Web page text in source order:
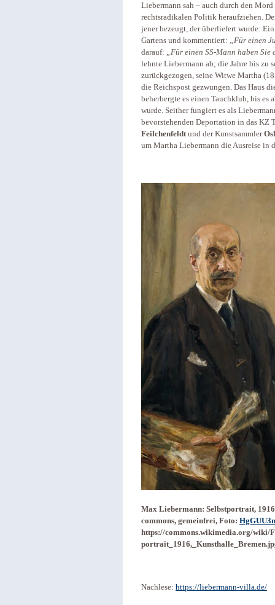
Liebermann sah – auch durch den
rechtsradikalen Politik heraufziehen.
jener bezeugt, der überliefert wurde:
Gartens und kommentiert: „Für einen
darauf: „Für einen SS-Mann haben Sie
lehnte Liebermann ab; die Jahre bis zu
zurückgezogen, seine Witwe Martha
die Reichspost gezwungen. Das Haus
beherbergte es einen Tauchklub, bis
wurde. Seither fungiert es als
bevorstehenden Deportation in das KZ
Feilchenfeldtund der Kunstsammler
um Martha Liebermann die Ausreise in
Max Liebermann: Selbstportrait,
commons, gemeinfrei, Foto:
https://commons.wikimedia.org/wiki/
Nachlese: https://liebermann-villa.de/